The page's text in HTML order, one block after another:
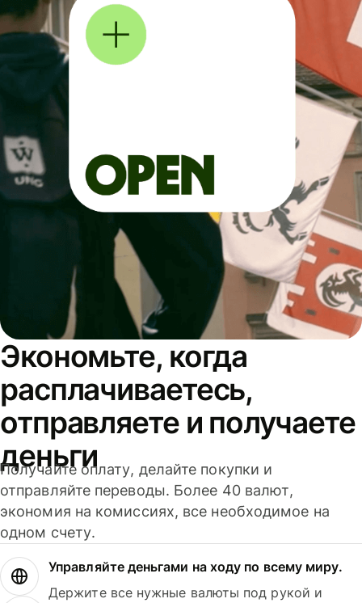
Экономьте, когда
расплачиваетесь,
отправляете и получаете
деньги
Получайте оплату, делайте покупки и
отправляйте переводы. Более 40 валют,
экономия на комиссиях, все необходимое на
одном счету.
Управляйте деньгами на ходу по всему миру.
Держите все нужные валюты под рукой и